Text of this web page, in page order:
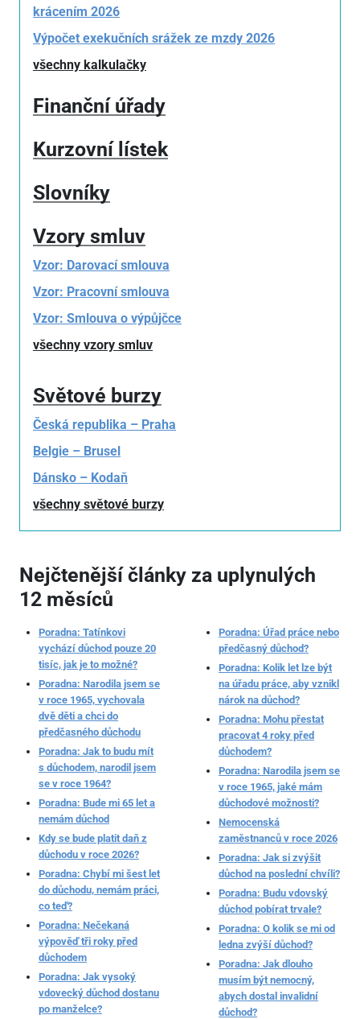
krácením 2026
Výpočet exekučních srážek ze mzdy 2026
všechny kalkulačky
Finanční úřady
Kurzovní lístek
Slovníky
Vzory smluv
Vzor: Darovací smlouva
Vzor: Pracovní smlouva
Vzor: Smlouva o výpůjčce
všechny vzory smluv
Světové burzy
Česká republika – Praha
Belgie – Brusel
Dánsko – Kodaň
všechny světové burzy
Nejčtenější články za uplynulých
12 měsíců
Poradna: Tatínkovi
vychází důchod pouze 20
tisíc, jak je to možné?
Poradna: Narodila jsem se
v roce 1965, vychovala
dvě děti a chci do
předčasného důchodu
Poradna: Jak to budu mít
s důchodem, narodil jsem
se v roce 1964?
Poradna: Bude mi 65 let a
nemám důchod
Kdy se bude platit daň z
důchodu v roce 2026?
Poradna: Chybí mi šest let
do důchodu, nemám práci,
co teď?
Poradna: Nečekaná
výpověď tři roky před
důchodem
Poradna: Jak vysoký
vdovecký důchod dostanu
po manželce?
Poradna: Úřad práce nebo
předčasný důchod?
Poradna: Kolik let lze být
na úřadu práce, aby vznikl
nárok na důchod?
Poradna: Mohu přestat
pracovat 4 roky před
důchodem?
Poradna: Narodila jsem se
v roce 1965, jaké mám
důchodové možnosti?
Nemocenská
zaměstnanců v roce 2026
Poradna: Jak si zvýšit
důchod na poslední chvíli?
Poradna: Budu vdovský
důchod pobírat trvale?
Poradna: O kolik se mi od
ledna zvýší důchod?
Poradna: Jak dlouho
musím být nemocný,
abych dostal invalidní
důchod?